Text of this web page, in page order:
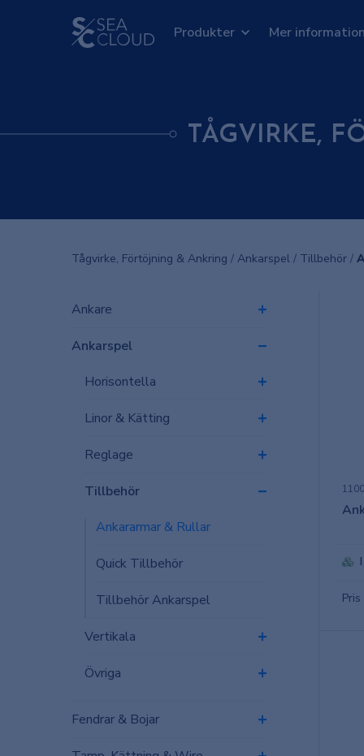
Produkter Mer information
TÅGVIRKE,
Tågvirke, Förtöjning & Ankring / Ankarspel / Tillbehör /
Ankare
Ankarspel
Horisontella
Linor & Kätting
Reglage
Tillbehör
Ankararmar & Rullar
Quick Tillbehör
Tillbehör Ankarspel
Vertikala
Övriga
Fendrar & Bojar